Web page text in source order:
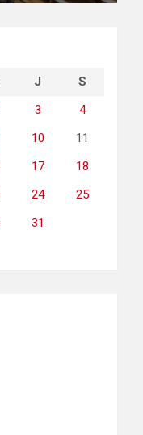
J
S
3
4
10
11
17
18
24
25
31